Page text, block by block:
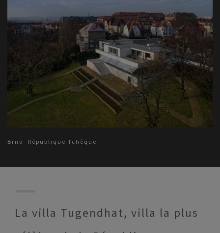
Brno République Tchèque
La villa Tugendhat, villa la plus